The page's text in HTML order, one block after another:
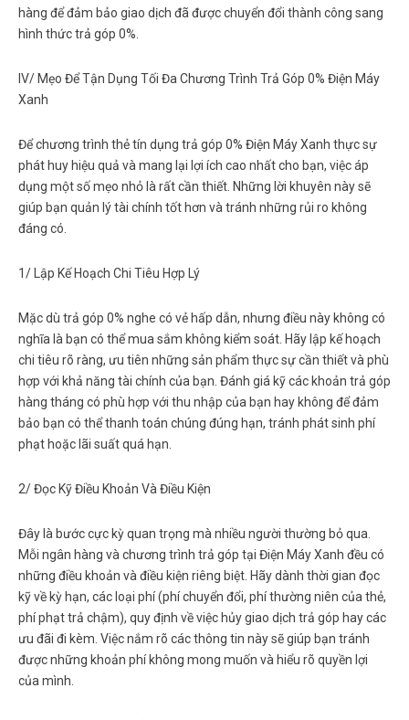
hàng để đảm bảo giao dịch đã được chuyển đổi thành công sang
hình thức trả góp 0%.
IV/ Mẹo Để Tận Dụng Tối Đa Chương Trình Trả Góp 0% Điện Máy
Xanh
Để chương trình thẻ tín dụng trả góp 0% Điện Máy Xanh thực sự
phát huy hiệu quả và mang lại lợi ích cao nhất cho bạn, việc áp
dụng một số mẹo nhỏ là rất cần thiết. Những lời khuyên này sẽ
giúp bạn quản lý tài chính tốt hơn và tránh những rủi ro không
đáng có.
1/ Lập Kế Hoạch Chi Tiêu Hợp Lý
Mặc dù trả góp 0% nghe có vẻ hấp dẫn, nhưng điều này không có
nghĩa là bạn có thể mua sắm không kiểm soát. Hãy lập kế hoạch
chi tiêu rõ ràng, ưu tiên những sản phẩm thực sự cần thiết và phù
hợp với khả năng tài chính của bạn. Đánh giá kỹ các khoản trả góp
hàng tháng có phù hợp với thu nhập của bạn hay không để đảm
bảo bạn có thể thanh toán chúng đúng hạn, tránh phát sinh phí
phạt hoặc lãi suất quá hạn.
2/ Đọc Kỹ Điều Khoản Và Điều Kiện
Đây là bước cực kỳ quan trọng mà nhiều người thường bỏ qua.
Mỗi ngân hàng và chương trình trả góp tại Điện Máy Xanh đều có
những điều khoản và điều kiện riêng biệt. Hãy dành thời gian đọc
kỹ về kỳ hạn, các loại phí (phí chuyển đổi, phí thường niên của thẻ,
phí phạt trả chậm), quy định về việc hủy giao dịch trả góp hay các
ưu đãi đi kèm. Việc nắm rõ các thông tin này sẽ giúp bạn tránh
được những khoản phí không mong muốn và hiểu rõ quyền lợi
của mình.